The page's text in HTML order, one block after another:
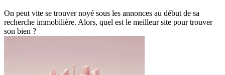
On peut vite se trouver noyé sous les annonces au début de sa
recherche immobilière. Alors, quel est le meilleur site pour trouver
son bien ?